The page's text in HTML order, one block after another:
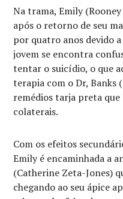
Na trama, Emily
após o retorno de seu
por quatro anos devido
jovem se encontra
tentar o suicídio, o que
terapia com o Dr, Banks
remédios tarja preta
colaterais.
Com os efeitos
Emily é encaminhada a
(Catherine Zeta-Jones)
chegando ao seu ápice